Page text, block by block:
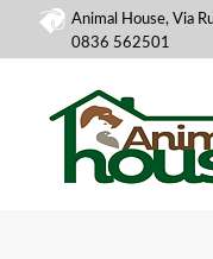
Animal House, Via
0836 562501